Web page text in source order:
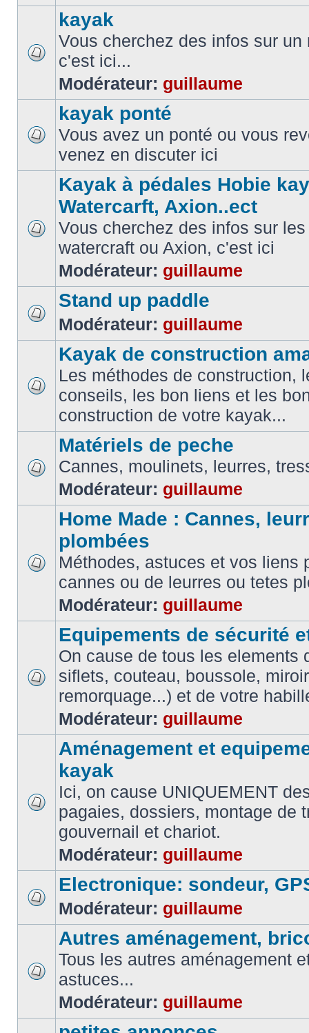
kayak
Vous cherchez des infos sur
c'est ici...
Modérateur: guillaume
kayak ponté
Vous avez un ponté ou vous
venez en discuter ici
Kayak à pédales Hobie
Watercarft, Axion..ect
Vous cherchez des infos sur
watercraft ou Axion, c'est ici
Modérateur: guillaume
Stand up paddle
Modérateur: guillaume
Kayak de construction
Les méthodes de construction,
conseils, les bon liens et les
construction de votre kayak...
Matériels de peche
Cannes, moulinets, leurres,
Modérateur: guillaume
Home Made : Cannes,
plombées
Méthodes, astuces et vos liens
cannes ou de leurres ou tetes
Modérateur: guillaume
Equipements de sécurité
On cause de tous les elements
siflets, couteau, boussole,
remorquage...) et de votre
Modérateur: guillaume
Aménagement et
kayak
Ici, on cause UNIQUEMENT
pagaies, dossiers, montage de
gouvernail et chariot.
Modérateur: guillaume
Electronique: sondeur,
Modérateur: guillaume
Autres aménagement,
Tous les autres aménagement
astuces...
Modérateur: guillaume